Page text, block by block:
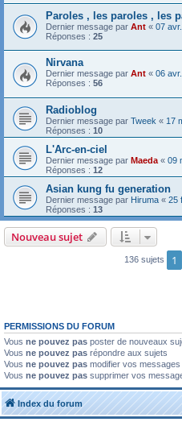
Paroles , les paroles , les
Dernier message par Ant « 07
Réponses : 25
Nirvana
Dernier message par Ant « 06
Réponses : 56
Radioblog
Dernier message par Tweek « 17
Réponses : 10
L'Arc-en-ciel
Dernier message par Maeda « 09
Réponses : 12
Asian kung fu generation
Dernier message par Hiruma « 25
Réponses : 13
Nouveau sujet
136 sujets 1
PERMISSIONS DU FORUM
Vous ne pouvez pas poster de nouveaux
Vous ne pouvez pas répondre aux sujets
Vous ne pouvez pas modifier vos messages
Vous ne pouvez pas supprimer vos
Index du forum